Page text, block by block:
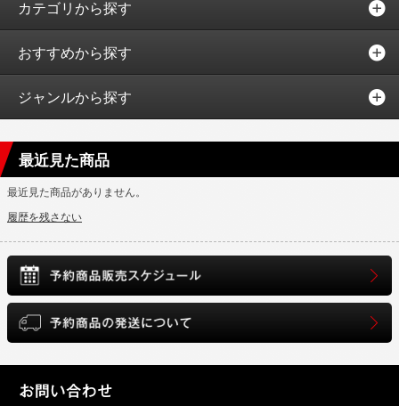
カテゴリから探す
おすすめから探す
ジャンルから探す
最近見た商品
最近見た商品がありません。
履歴を残さない